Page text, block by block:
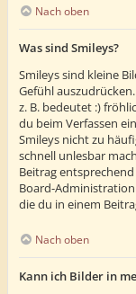
Nach oben
Was sind Smileys?
Smileys sind kleine
Gefühl
z. B. bedeutet :)
du beim Verfassen
Smileys nicht zu
schnell unlesbar
Beitrag
Board-
die du in einem
Nach oben
Kann ich Bilder in